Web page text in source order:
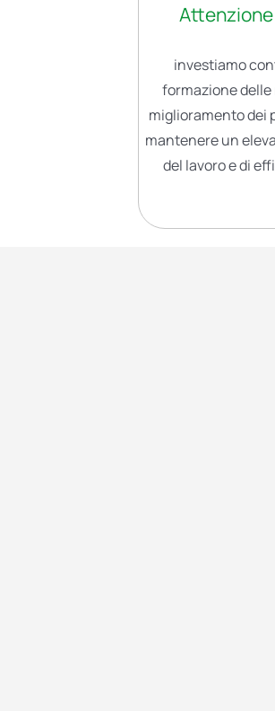
investiamo
formazione
miglioramento dei
mantenere un
del lavoro e di